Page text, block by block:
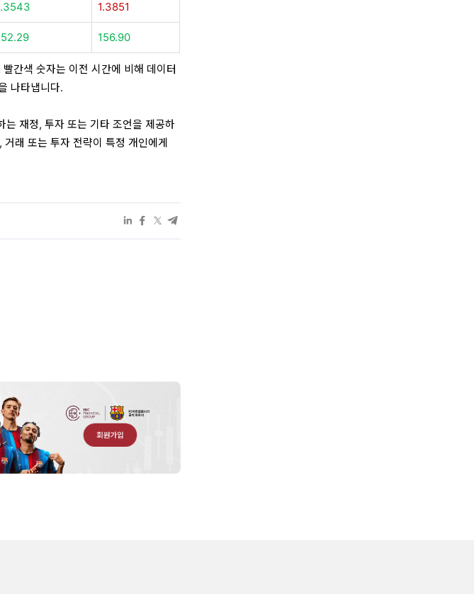
1.3851
156.90
간색 숫자는 이전 시간에 비해 데이터
나타냅니다.
는 재정, 투자 또는 기타 조언을 제공하
래 또는 투자 전략이 특정 개인에게
회원가입